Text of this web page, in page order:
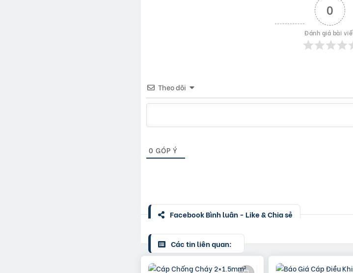
0
Đánh giá bài
Theo dõi
0 GÓP Ý
Facebook Bình luận - Like & Chia sẻ
Các tin liên quan: